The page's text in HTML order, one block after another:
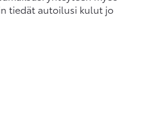
tiedät autoilusi kulut jo